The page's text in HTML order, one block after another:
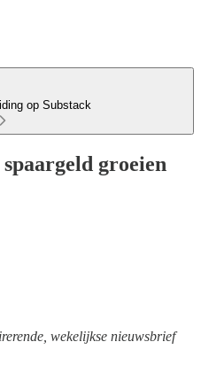
op Substack
groeien
wekelijkse nieuwsbrief